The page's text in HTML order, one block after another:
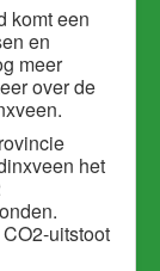
komt een
en
meer
over de
het
uitstoot